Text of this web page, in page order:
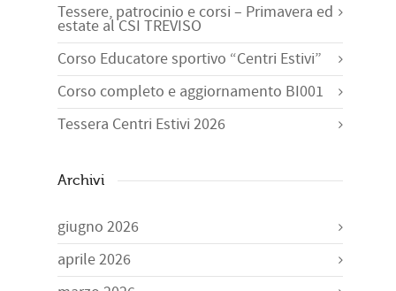
Tessere, patrocinio e corsi – Primavera ed
estate al CSI TREVISO
Corso Educatore sportivo “Centri Estivi”
Corso completo e aggiornamento BI001
Tessera Centri Estivi 2026
Archivi
giugno 2026
aprile 2026